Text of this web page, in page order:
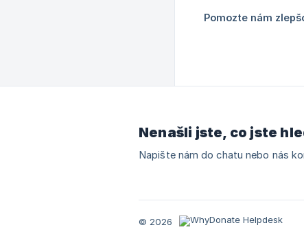
Pomozte nám
Nenašli jste, co jste
Napište nám do chatu nebo nás
© 2026